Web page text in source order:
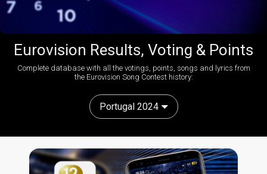
Eurovision Results, Voting & Points
Complete database with all the votings, points, songs and lyrics from
the Eurovision Song Contest history:
Portugal 2024